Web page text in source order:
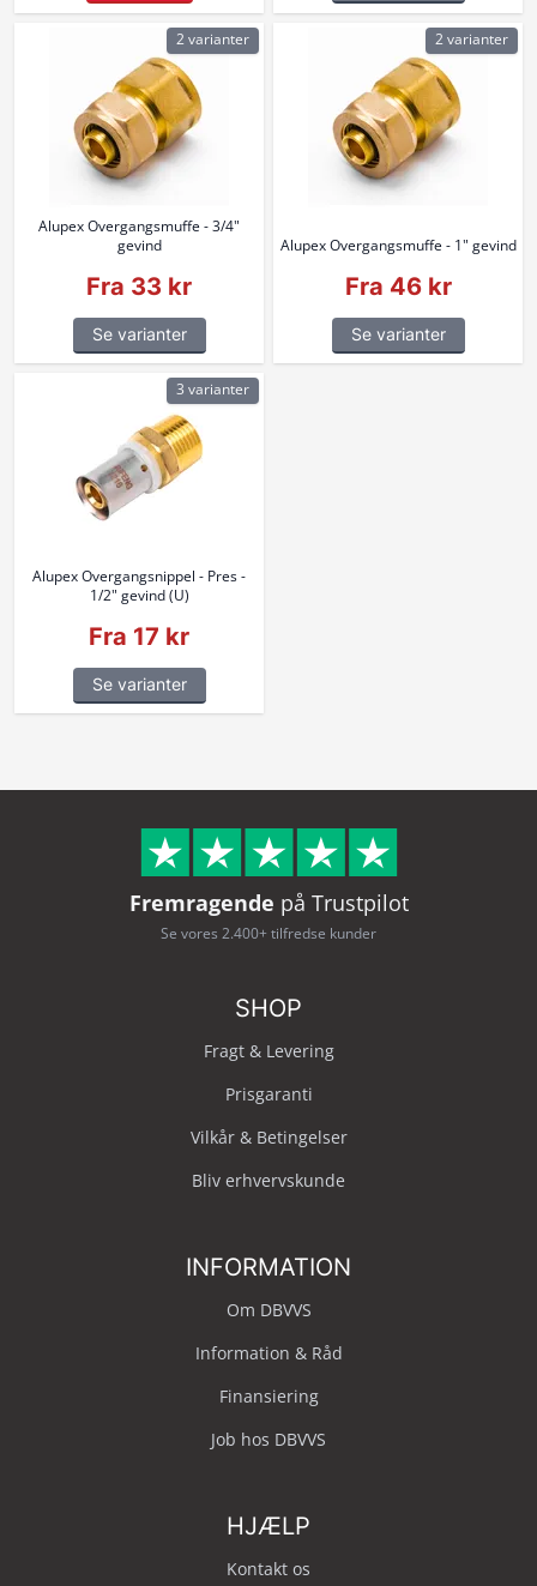
Alupex Overgangsmuffe - 3/4"
gevind
Fra 33 kr
Se varianter
2 varianter
Alupex Overgangsmuffe - 1" gevind
Fra 46 kr
Se varianter
2 varianter
Alupex Overgangsnippel - Pres -
1/2" gevind (U)
Fra 17 kr
Se varianter
3 varianter
Fremragende på Trustpilot
Se vores 2.400+ tilfredse kunder
SHOP
Fragt & Levering
Prisgaranti
Vilkår & Betingelser
Bliv erhvervskunde
INFORMATION
Om DBVVS
Information & Råd
Finansiering
Job hos DBVVS
HJÆLP
Kontakt os